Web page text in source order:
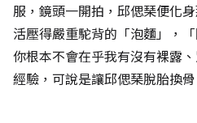
服，鏡頭一開拍，邱偲琹便化
活壓得嚴重駝背的「泡麵」，
你根本不會在乎我有沒有裸露
經驗，可說是讓邱偲琹脫胎換骨